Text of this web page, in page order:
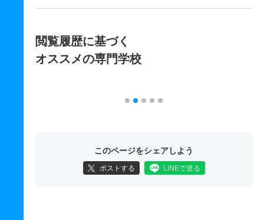
閲覧履歴に基づく
オススメの専門学校
このページをシェアしよう
ポストする LINEで送る